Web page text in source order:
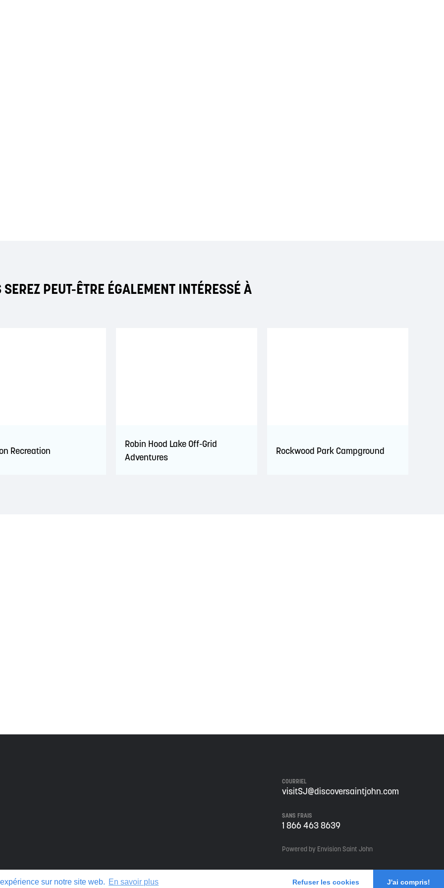
sur notre site web. En savoir plus Refuser les cookies J'ai compris!
SEREZ PEUT-ÊTRE ÉGALEMENT INTÉRESSÉ À
Recreation
Robin Hood Lake Off-Grid
Adventures
Rockwood Park Campground
COURRIEL
visitSJ@discoversaintjohn.com
SANS FRAIS
1 866 463 8639
Powered by Envision Saint John